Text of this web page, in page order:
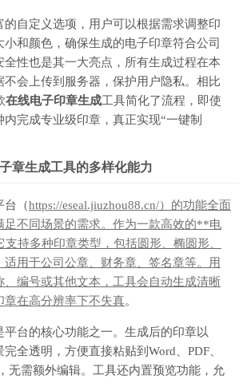
的自定义选项，用户可以根据需求调整印
和颜色，确保生成的电子印章符合公司
全性也是其一大亮点，所有生成过程在本
不会上传到服务器，保护用户隐私。相比
在线电子印章生成工具简化了流程，即使
完成专业级印章，真正实现“一键制
章生成工具的多样化能力
台（https://eseal.jiuzhou88.cn/）的功能全面
足不同场景的需求。作为一款高效的**电
持多种印章类型，包括圆形、椭圆形、
用于公司公章、财务章、签名章等。用
、编号或其他文本，工具会自动生成清晰
章在高分辨率下不失真。
平台的核心功能之一。生成后的印章以
全透明，方便直接粘贴到Word、PDF、
无需额外编辑。工具还内置预览功能，允